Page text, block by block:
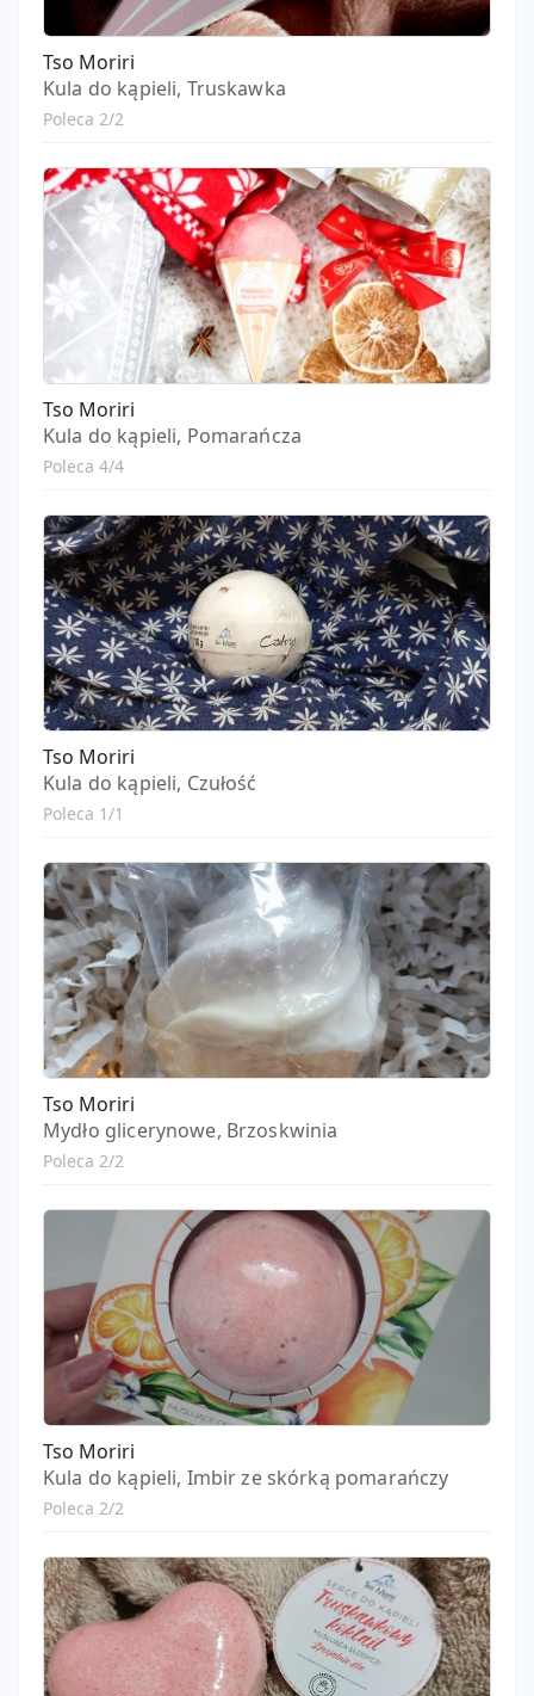
Tso Moriri
Kula do kąpieli, Truskawka
Poleca 2/2
Tso Moriri
Kula do kąpieli, Pomarańcza
Poleca 4/4
Tso Moriri
Kula do kąpieli, Czułość
Poleca 1/1
Tso Moriri
Mydło glicerynowe, Brzoskwinia
Poleca 2/2
Tso Moriri
Kula do kąpieli, Imbir ze skórką pomarańczy
Poleca 2/2